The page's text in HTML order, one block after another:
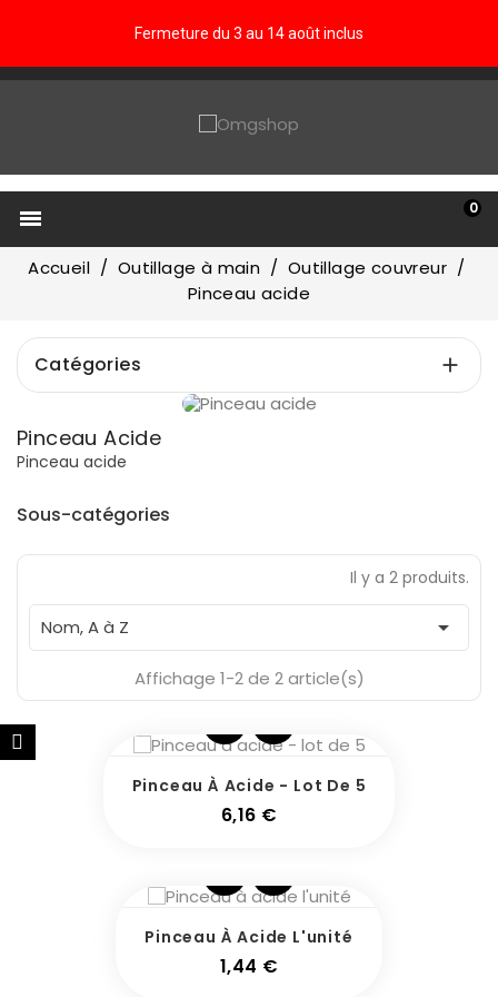
Fermeture du 3 au 14 août inclus
 0
Accueil Outillage à main
Outillage couvreur
Pinceau acide
Catégories 
Pinceau Acide
Pinceau acide
Sous-catégories
Il y a 2 produits.
Nom, A à Z 
Affichage 1-2 de 2 article(s)
Pinceau À Acide - Lot De 5
6,16 €
Pinceau À Acide L'unité
1,44 €